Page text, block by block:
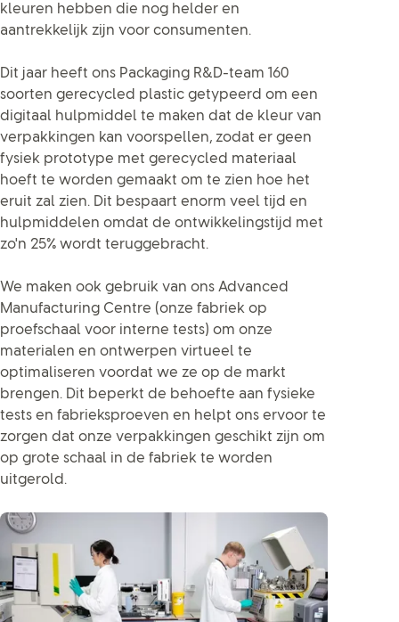
kleuren hebben die nog helder en
aantrekkelijk zijn voor consumenten.
Dit jaar heeft ons Packaging R&D-team 160
soorten gerecycled plastic getypeerd om een
digitaal hulpmiddel te maken dat de kleur van
verpakkingen kan voorspellen, zodat er geen
fysiek prototype met gerecycled materiaal
hoeft te worden gemaakt om te zien hoe het
eruit zal zien. Dit bespaart enorm veel tijd en
hulpmiddelen omdat de ontwikkelingstijd met
zo'n 25% wordt teruggebracht.
We maken ook gebruik van ons Advanced
Manufacturing Centre (onze fabriek op
proefschaal voor interne tests) om onze
materialen en ontwerpen virtueel te
optimaliseren voordat we ze op de markt
brengen. Dit beperkt de behoefte aan fysieke
tests en fabrieksproeven en helpt ons ervoor te
zorgen dat onze verpakkingen geschikt zijn om
op grote schaal in de fabriek te worden
uitgerold.